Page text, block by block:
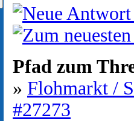
Pfad zum
» Flohmarkt /
#27273